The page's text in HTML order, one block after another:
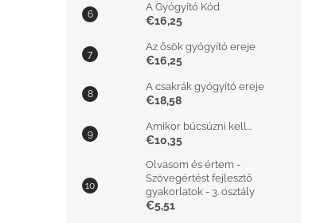
A Gyógyító Kód
€16,25
Az ősök gyógyító ereje
€16,25
A csakrák gyógyító ereje
€18,58
Amikor búcsúzni kell...
€10,35
Olvasom és értem -
Szövegértést fejlesztő
gyakorlatok - 3. osztály
€5,51